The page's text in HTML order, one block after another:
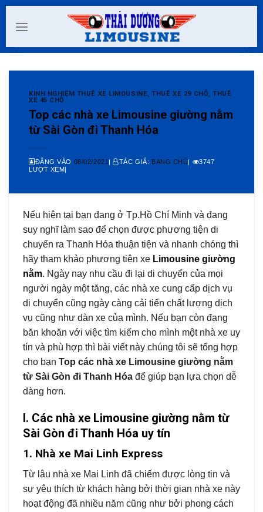
Skip
KINH NGHIỆM THUÊ XE LIMOUSINE,THUÊ XE 29 CHỖ,THUÊ
XE 45 CHỖ
Top các nhà xe Limousine giường nằm
từ Sài Gòn đi Thanh Hóa
ĐĂNG VÀO 08/02/2021 | TÁC GIẢ: BANG CHỦ|
3747
LƯỢT XEM|
Nếu hiện tại bạn đang ở Tp.Hồ Chí Minh và đang
suy nghĩ làm sao để chọn được phương tiện di
chuyển ra Thanh Hóa thuận tiện và nhanh chóng thì
hãy tham khảo phương tiện xe Limousine giường
nằm. Ngày nay nhu cầu đi lại di chuyển của mọi
người ngày một tăng, các nhà xe cung cấp dịch vụ
di chuyển cũng ngày càng cải tiến chất lượng dịch
vụ cũng như dàn xe của mình. Nếu bạn còn đang
băn khoăn với việc tìm kiếm cho mình một nhà xe uy
tín và phù hợp thì bài viết này chúng tôi sẽ tổng hợp
cho bạn Top các nhà xe Limousine giường nằm
từ Sài Gòn đi Thanh Hóa để giúp bạn lựa chọn dễ
dàng hơn.
I. Các nhà xe Limousine giường nằm từ
Sài Gòn đi Thanh Hóa uy tín
1. Nhà xe Mai Linh Express
Từ lâu nhà xe Mai Linh đã chiếm được lòng tin và
sự yêu thích từ khách hàng bởi thời gian nhà xe này
hoạt động đã nhiều năm cũng như bởi phong cách